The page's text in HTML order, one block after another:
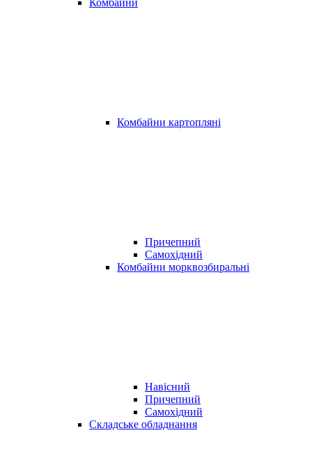
Комбайни
Комбайни картопляні
Причепний
Самохідний
Комбайни морквозбиральні
Навісний
Причепний
Самохідний
Складське обладнання